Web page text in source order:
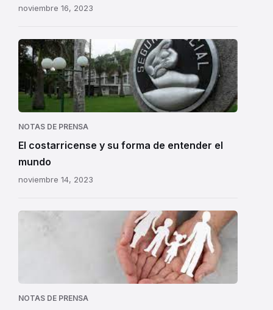
noviembre 16, 2023
NOTAS DE PRENSA
El costarricense y su forma de entender el
mundo
noviembre 14, 2023
NOTAS DE PRENSA